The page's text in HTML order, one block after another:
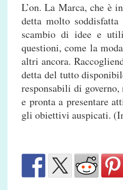
L’on. La Marca, che è
detta molto
scambio di idee e
questioni, come la
altri ancora.
detta del tutto
responsabili di
e pronta a presentare
gli obiettivi auspicati.